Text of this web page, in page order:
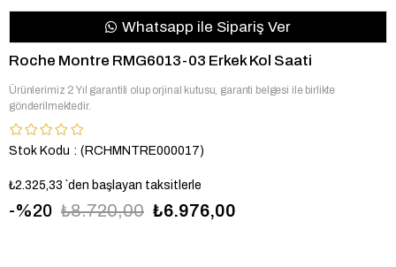
Whatsapp ile Sipariş Ver
Roche Montre RMG6013-03 Erkek Kol Saati
Ürünlerimiz 2 Yıl garantili olup orjinal kutusu, garanti belgesi ile birlikte
gönderilmektedir.
Stok Kodu (RCHMNTRE000017)
₺2.325,33 `den başlayan taksitlerle
20 ₺8.720,00 ₺6.976,00